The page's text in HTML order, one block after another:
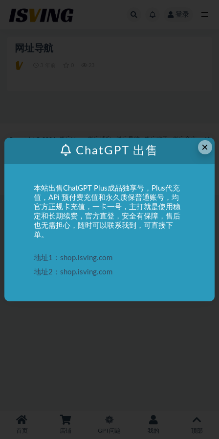
登录
网址导航
Copyright © 2024 微应Ving 微应博客 微应导航 微应聊天 微应商店 - All
rights reserved
首页 店铺 GPT问题 我的 顶部
×
ChatGPT 出售
本站出售ChatGPT Plus成品独享号，Plus代充
值，APi 预付费充值和永久质保普通账号，均
官方正规卡充值，一卡一号，主打就是使用稳
定和长期续费，官方直登，安全有保障，售后
也无需担心，随时可以联系我到，可直接下
单。
地址1：shop.isving.com
地址2：shop.isving.com